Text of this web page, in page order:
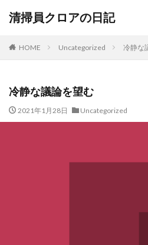
清掃員クロアの日記
HOME Uncategorized 冷静な
冷静な議論を望む
2021年1月28日 Uncategorized